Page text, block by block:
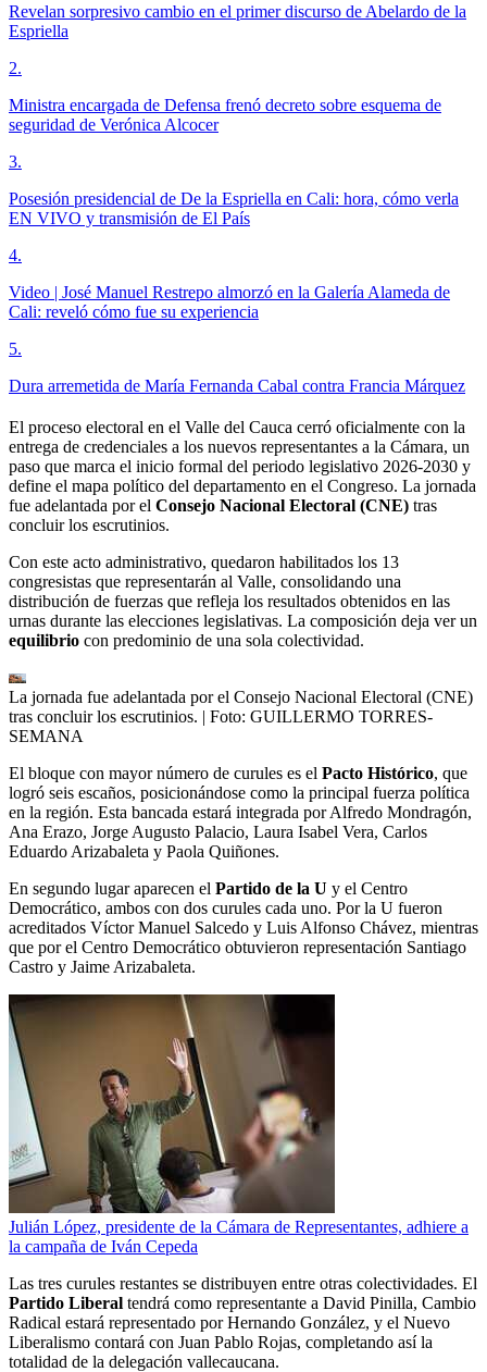
Revelan sorpresivo cambio en el primer discurso de Abelardo de la
Espriella
2.
Ministra encargada de Defensa frenó decreto sobre esquema de
seguridad de Verónica Alcocer
3.
Posesión presidencial de De la Espriella en Cali: hora, cómo verla
EN VIVO y transmisión de El País
4.
Video | José Manuel Restrepo almorzó en la Galería Alameda de
Cali: reveló cómo fue su experiencia
5.
Dura arremetida de María Fernanda Cabal contra Francia Márquez
El proceso electoral en el Valle del Cauca cerró oficialmente con la
entrega de credenciales a los nuevos representantes a la Cámara, un
paso que marca el inicio formal del periodo legislativo 2026-2030 y
define el mapa político del departamento en el Congreso. La jornada
fue adelantada por el Consejo Nacional Electoral (CNE) tras
concluir los escrutinios.
Con este acto administrativo, quedaron habilitados los 13
congresistas que representarán al Valle, consolidando una
distribución de fuerzas que refleja los resultados obtenidos en las
urnas durante las elecciones legislativas. La composición deja ver un
equilibrio con predominio de una sola colectividad.
La jornada fue adelantada por el Consejo Nacional Electoral (CNE)
tras concluir los escrutinios. | Foto: GUILLERMO TORRES-
SEMANA
El bloque con mayor número de curules es el Pacto Histórico, que
logró seis escaños, posicionándose como la principal fuerza política
en la región. Esta bancada estará integrada por Alfredo Mondragón,
Ana Erazo, Jorge Augusto Palacio, Laura Isabel Vera, Carlos
Eduardo Arizabaleta y Paola Quiñones.
En segundo lugar aparecen el Partido de la U y el Centro
Democrático, ambos con dos curules cada uno. Por la U fueron
acreditados Víctor Manuel Salcedo y Luis Alfonso Chávez, mientras
que por el Centro Democrático obtuvieron representación Santiago
Castro y Jaime Arizabaleta.
Julián López, presidente de la Cámara de Representantes, adhiere a
la campaña de Iván Cepeda
Las tres curules restantes se distribuyen entre otras colectividades. El
Partido Liberal tendrá como representante a David Pinilla, Cambio
Radical estará representado por Hernando González, y el Nuevo
Liberalismo contará con Juan Pablo Rojas, completando así la
totalidad de la delegación vallecaucana.